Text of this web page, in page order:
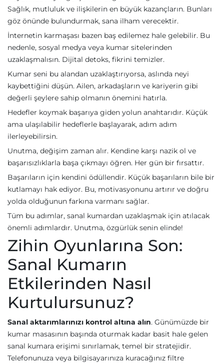
Sağlık, mutluluk ve ilişkilerin en büyük kazançların. Bunları
göz önünde bulundurmak, sana ilham verecektir.
İnternetin karmaşası bazen baş edilemez hale gelebilir. Bu
nedenle, sosyal medya veya kumar sitelerinden
uzaklaşmalısın. Dijital detoks, fikrini temizler.
Kumar seni bu alandan uzaklaştırıyorsa, aslında neyi
kaybettiğini düşün. Ailen, arkadaşların ve kariyerin gibi
değerli şeylere sahip olmanın önemini hatırla.
Hedefler koymak başarıya giden yolun anahtarıdır. Küçük
ama ulaşılabilir hedeflerle başlayarak, adım adım
ilerleyebilirsin.
Unutma, değişim zaman alır. Kendine karşı nazik ol ve
başarısızlıklarla başa çıkmayı öğren. Her gün bir fırsattır.
Başarıların için kendini ödüllendir. Küçük başarıların bile bir
kutlamayı hak ediyor. Bu, motivasyonunu artırır ve doğru
yolda olduğunun farkına varmanı sağlar.
Tüm bu adımlar, sanal kumardan uzaklaşmak için atılacak
önemli adımlardır. Unutma, özgürlük senin elinde!
Zihin Oyunlarına Son:
Sanal Kumarın
Etkilerinden Nasıl
Kurtulursunuz?
Sanal aktarımlarınızı kontrol altına alın. Günümüzde bir
kumar masasının başında oturmak kadar basit hale gelen
sanal kumara erişimi sınırlamak, temel bir stratejidir.
Telefonunuza veya bilgisayarınıza kuracağınız filtre